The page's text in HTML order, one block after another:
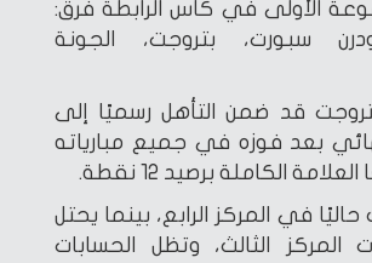
الأولى في كأس الرابطة فرق:
سبورت، بتروجت، الجونة
قد ضمن التأهل رسميًا إلى
بعد فوزه في جميع مبارياته
الكاملة برصيد 12 نقطة.
حاليًا في المركز الرابع، بينما يحتل
المركز الثالث، وتظل الحسابات